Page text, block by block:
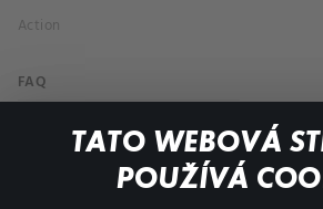
TATO WEBOVÁ
POUŽÍVÁ
Action
FAQ
My profile